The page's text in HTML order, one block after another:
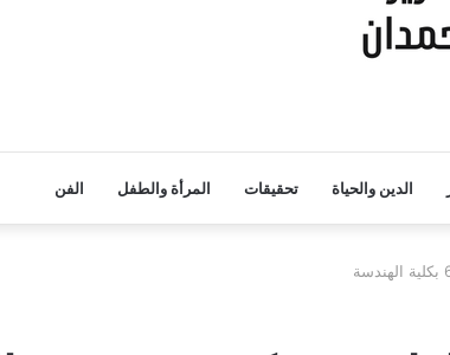
الدين والحياة تحقيقات المرأة والطفل الفن